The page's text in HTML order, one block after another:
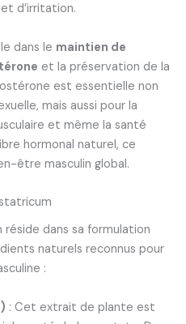
d’irritation.
dans le maintien de
et la préservation de la
est essentielle non
mais aussi pour la
et même la santé
hormonal naturel, ce
être masculin global.
dans sa formulation
naturels reconnus pour
:
: Cet extrait de plante est